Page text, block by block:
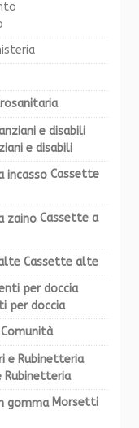
e disabili
Cassette
Cassette a
Cassette alte
per doccia
Rubinetteria
Morsetti